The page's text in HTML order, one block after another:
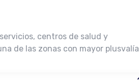
centros de salud y
de las zonas con mayor plusvalía